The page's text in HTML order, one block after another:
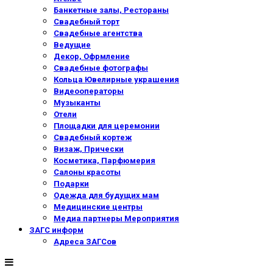
Банкетные залы, Рестораны
Свадебный торт
Свадебные агентства
Ведущие
Декор, Офрмление
Свадебные фотографы
Кольца Ювелирные украшения
Видеооператоры
Музыканты
Отели
Площадки для церемонии
Свадебный кортеж
Визаж, Прически
Косметика, Парфюмерия
Салоны красоты
Подарки
Одежда для будущих мам
Медицинские центры
Медиа партнеры Мероприятия
ЗАГС информ
Адреса ЗАГСов